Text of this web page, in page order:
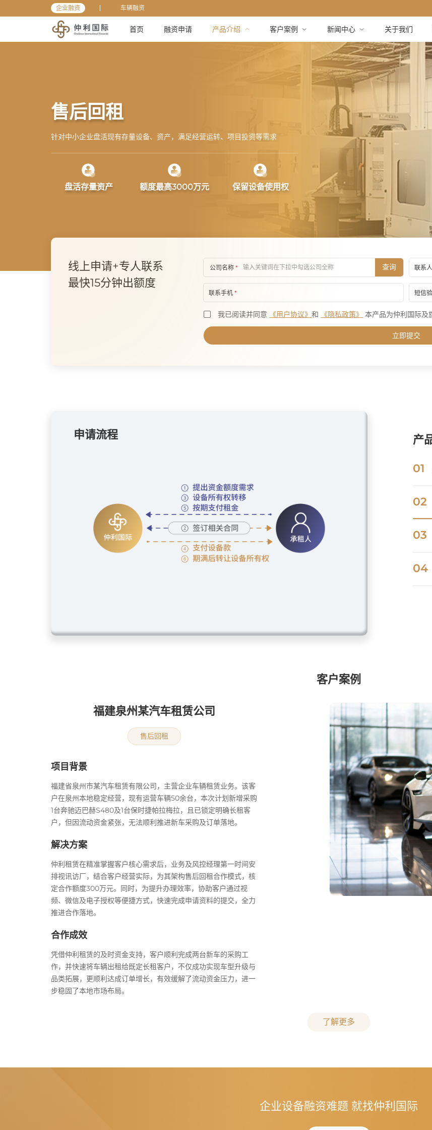
企业融资 车辆融资
首页 融资申请 产品介绍 客户案例 新闻中心 关于我们
售后回租
针对中小企业盘活现有存量设备、资产，满足经营运转、项目投资等需求
盘活存量资产 额度最高3000万元 保留设备使用权
线上申请+专人联系
最快15分钟出额度
公司名称 * 查询 联系人
联系手机 * 短信
我已阅读并同意 《用户协议》和 《隐私政策》 本产品为仲利国际及
立即提交
申请流程 产
01
02
03
04
客户案例
福建泉州某汽车租赁公司
售后回租
项目背景
福建省泉州市某汽车租赁有限公司，主营企业车辆租赁业务。该客
户在泉州本地稳定经营，现有运营车辆50余台，本次计划新增采购
1台奔驰迈巴赫S480及1台保时捷帕拉梅拉，且已锁定明确长租客
户，但因流动资金紧张，无法顺利推进新车采购及订单落地。
解决方案
仲利租赁在精准掌握客户核心需求后，业务及风控经理第一时间安
排视讯访厂，结合客户经营实际，为其架构售后回租合作模式，核
定合作额度300万元。同时，为提升办理效率，协助客户通过视
频、微信及电子授权等便捷方式，快速完成申请资料的提交，全力
推进合作落地。
合作成效
凭借仲利租赁的及时资金支持，客户顺利完成两台新车的采购工
作，并快速将车辆出租给既定长租客户，不仅成功实现车型升级与
品类拓展，更顺利达成订单增长，有效缓解了流动资金压力，进一
步稳固了本地市场布局。
了解更多
企业设备融资难题 就找仲利国际